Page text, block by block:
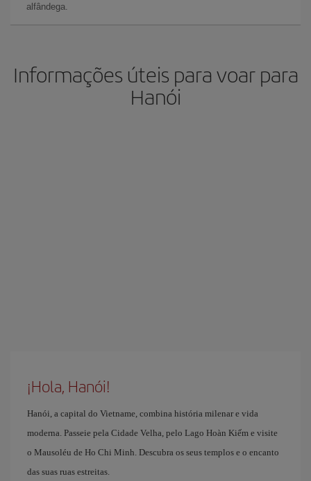
alfândega.
Informações úteis para voar para
Hanói
¡Hola, Hanói!
Hanói, a capital do Vietname, combina história milenar e vida
moderna. Passeie pela Cidade Velha, pelo Lago Hoàn Kiếm e visite
o Mausoléu de Ho Chi Minh. Descubra os seus templos e o encanto
das suas ruas estreitas.